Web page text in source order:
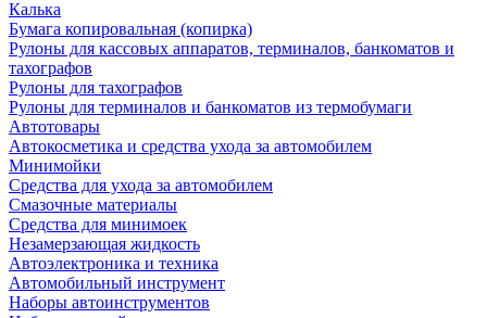
Калька
Бумага копировальная (копирка)
Рулоны для кассовых аппаратов, терминалов, банкоматов и
тахографов
Рулоны для тахографов
Рулоны для терминалов и банкоматов из термобумаги
Автотовары
Автокосметика и средства ухода за автомобилем
Минимойки
Средства для ухода за автомобилем
Смазочные материалы
Средства для минимоек
Незамерзающая жидкость
Автоэлектроника и техника
Автомобильный инструмент
Наборы автоинструментов